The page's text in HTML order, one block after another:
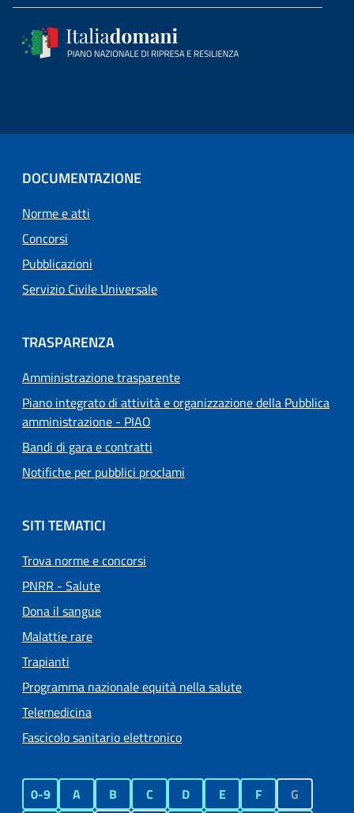
DOCUMENTAZIONE
Norme e atti
Concorsi
Pubblicazioni
Servizio Civile Universale
TRASPARENZA
Amministrazione trasparente
Piano integrato di attività e organizzazione della Pubblica
amministrazione - PIAO
Bandi di gara e contratti
Notifiche per pubblici proclami
SITI TEMATICI
Trova norme e concorsi
PNRR - Salute
Dona il sangue
Malattie rare
Trapianti
Programma nazionale equità nella salute
Telemedicina
Fascicolo sanitario elettronico
0-9 A B C D E F
G